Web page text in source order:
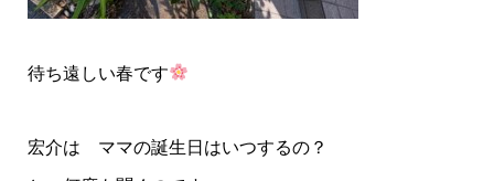
待ち遠しい春です
宏介は ママの誕生日はいつするの？